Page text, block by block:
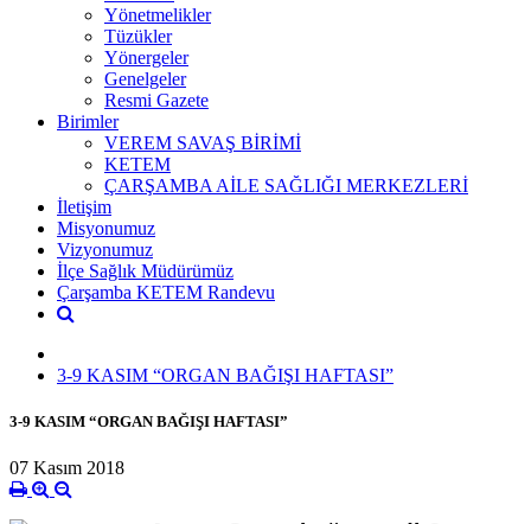
Yönetmelikler
Tüzükler
Yönergeler
Genelgeler
Resmi Gazete
Birimler
VEREM SAVAŞ BİRİMİ
KETEM
ÇARŞAMBA AİLE SAĞLIĞI MERKEZLERİ
İletişim
Misyonumuz
Vizyonumuz
İlçe Sağlık Müdürümüz
Çarşamba KETEM Randevu
3-9 KASIM “ORGAN BAĞIŞI HAFTASI”
3-9 KASIM “ORGAN BAĞIŞI HAFTASI”
07 Kasım 2018